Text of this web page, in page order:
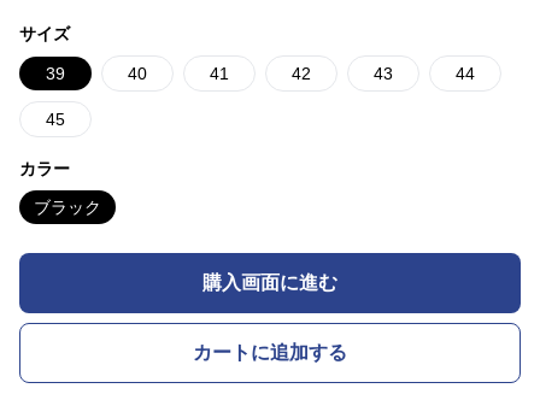
サイズ
39 40 41 42 43 44
45
カラー
ブラック
購入画面に進む
カートに追加する